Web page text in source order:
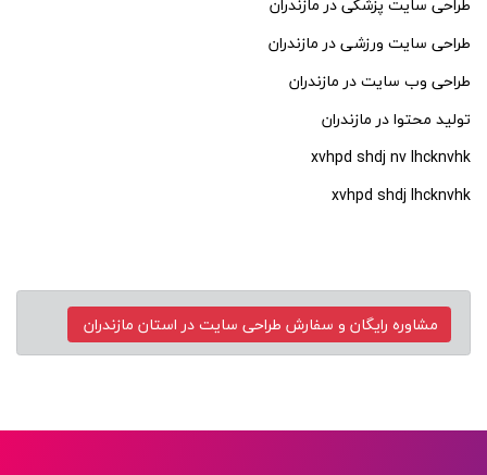
طراحی سایت ورزشی در مازندران
طراحی وب سایت در مازندران
تولید محتوا در مازندران
xvhpd shdj nv lhcknvhk
xvhpd shdj lhcknvhk